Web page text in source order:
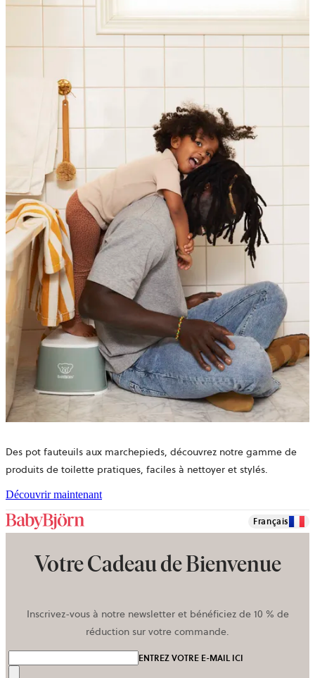
Des pot fauteuils aux marchepieds, découvrez notre gamme de
produits de toilette pratiques, faciles à nettoyer et stylés.
Découvrir maintenant
Français
Votre Cadeau de Bienvenue
Inscrivez-vous à notre newsletter et bénéficiez de 10 % de
réduction sur votre commande.
ENTREZ VOTRE E-MAIL ICI